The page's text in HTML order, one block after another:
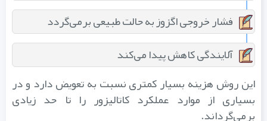
فشار خروجی اگزوز به حالت طبیعی برمی‌گردد
آلایندگی کاهش پیدا می‌کند
این روش هزینه بسیار کمتری نسبت به تعویض دارد و در
بسیاری از موارد عملکرد کاتالیزور را تا حد زیادی
برمی‌گرداند.